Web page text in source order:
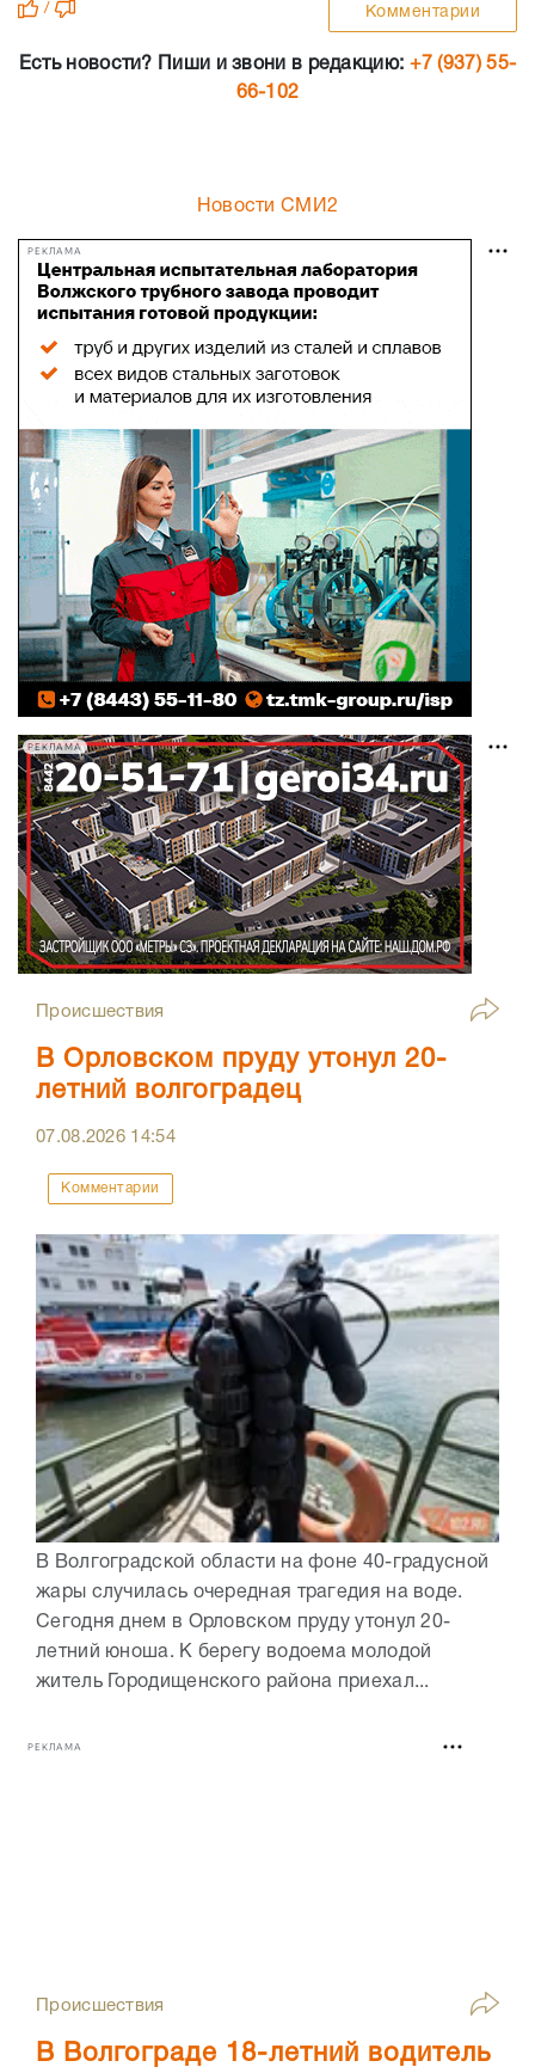
/ Комментарии
Есть новости? Пиши и звони в редакцию: +7 (937) 55-
66-102
Новости СМИ2
РЕКЛАМА
РЕКЛАМА
Происшествия
В Орловском пруду утонул 20-
летний волгоградец
07.08.2026 14:54
Комментарии
В Волгоградской области на фоне 40-градусной
жары случилась очередная трагедия на воде.
Сегодня днем в Орловском пруду утонул 20-
летний юноша. К берегу водоема молодой
житель Городищенского района приехал...
РЕКЛАМА
Происшествия
В Волгограде 18-летний водитель